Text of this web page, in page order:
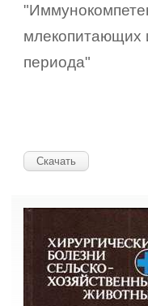
млекопитающих
периода"
Скачать